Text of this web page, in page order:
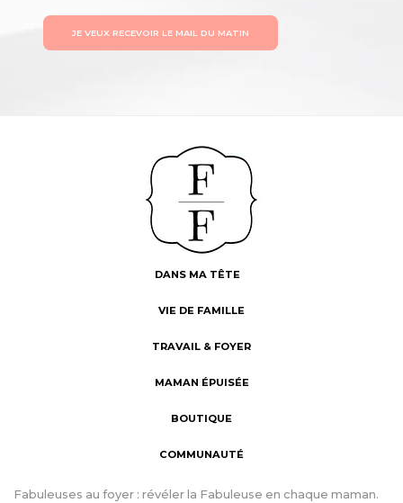
JE VEUX RECEVOIR LE MAIL DU MATIN
DANS MA TÊTE
VIE DE FAMILLE
TRAVAIL & FOYER
MAMAN ÉPUISÉE
BOUTIQUE
COMMUNAUTÉ
Fabuleuses au foyer : révéler la Fabuleuse en chaque maman.